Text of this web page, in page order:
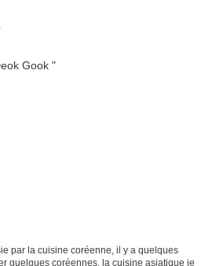
par la cuisine coréenne, il y a quelques
quelques coréennes, la cuisine asiatique je